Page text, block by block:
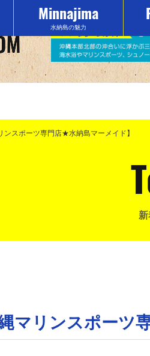
り！ Minnajima
水納島の魅力
ンスポーツ専門店★水納島マーメイド】
マリンスポーツ